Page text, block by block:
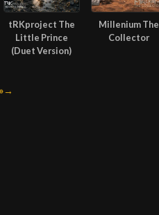
tRKproject The
Little Prince
(Duet Version)
Millenium The
Collector